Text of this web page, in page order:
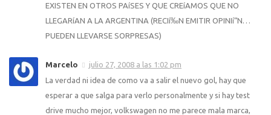
EXISTEN EN OTROS PAíSES Y QUE CREíAMOS QUE NO
LLEGARíAN A LA ARGENTINA (RECIí‰N EMITIR OPINIí“N…
PUEDEN LLEVARSE SORPRESAS)
Marcelo
julio 27, 2008 a las 1:02 pm
La verdad ni idea de como va a salir el nuevo gol, hay que
esperar a que salga para verlo personalmente y si hay test
drive mucho mejor, volkswagen no me parece mala marca,